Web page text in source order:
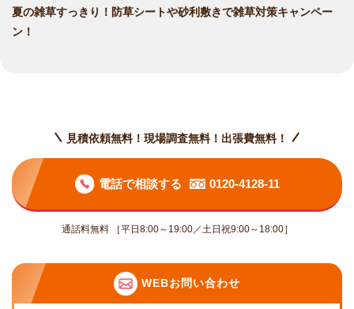
夏の雑草すっきり！防草シートや砂利敷きで雑草対策キャンペー
ン！
見積依頼無料！現場調査無料！出張費無料！
電話で相談する 0120-4128-11
通話料無料 ［平日8:00～19:00／土日祝9:00～18:00］
WEBお問い合わせ